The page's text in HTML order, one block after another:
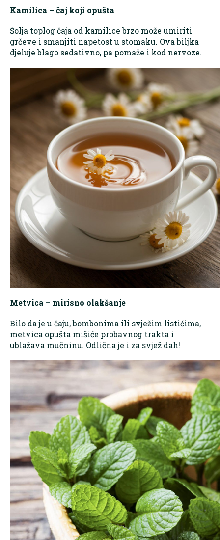
Kamilica – čaj koji opušta
Šolja toplog čaja od kamilice brzo može umiriti
grčeve i smanjiti napetost u stomaku. Ova biljka
djeluje blago sedativno, pa pomaže i kod nervoze.
Metvica – mirisno olakšanje
Bilo da je u čaju, bombonima ili svježim listićima,
metvica opušta mišiće probavnog trakta i
ublažava mučninu. Odlična je i za svjež dah!